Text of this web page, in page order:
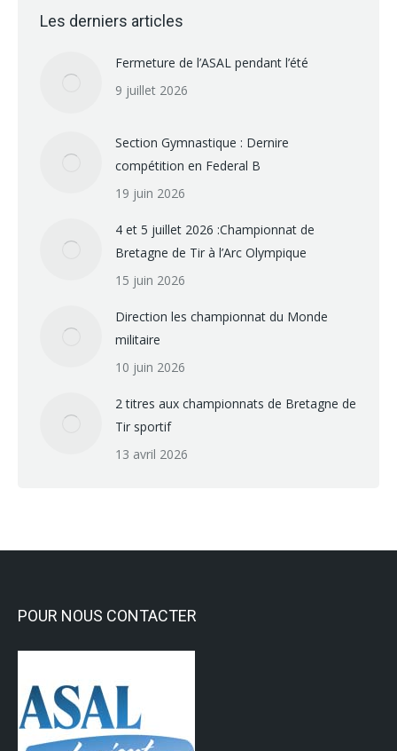
Les derniers articles
Fermeture de l’ASAL pendant l’été
9 juillet 2026
Section Gymnastique : Dernire
compétition en Federal B
19 juin 2026
4 et 5 juillet 2026 :Championnat de
Bretagne de Tir à l’Arc Olympique
15 juin 2026
Direction les championnat du Monde
militaire
10 juin 2026
2 titres aux championnats de Bretagne de
Tir sportif
13 avril 2026
POUR NOUS CONTACTER